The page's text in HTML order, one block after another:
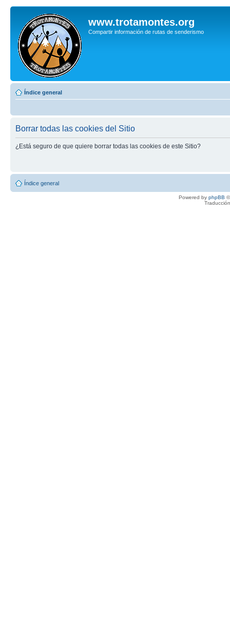
www.trotamontes.org
Compartir información de rutas de senderismo
Índice general
Borrar todas las cookies del Sitio
¿Está seguro de que quiere borrar todas las cookies de este Sitio?
Índice general
Powered by phpBB